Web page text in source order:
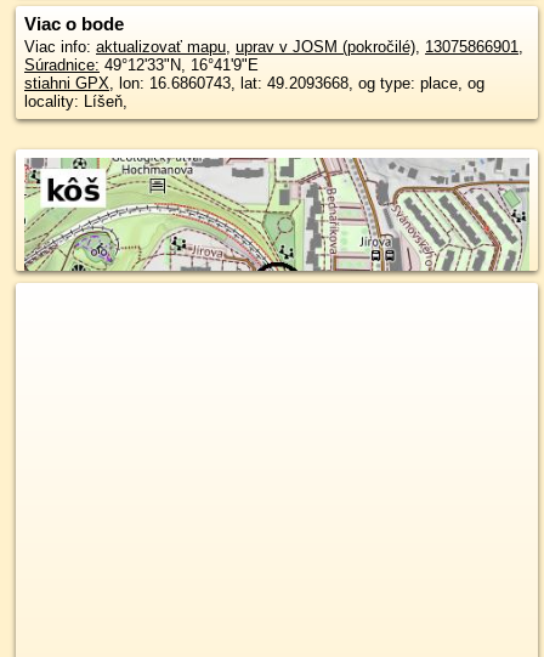
Viac o bode
Viac info: aktualizovať mapu, uprav v JOSM (pokročilé), 13075866901,
Súradnice: 49°12'33"N, 16°41'9"E
stiahni GPX, lon: 16.6860743, lat: 49.2093668, og type: place, og
locality: Líšeň,